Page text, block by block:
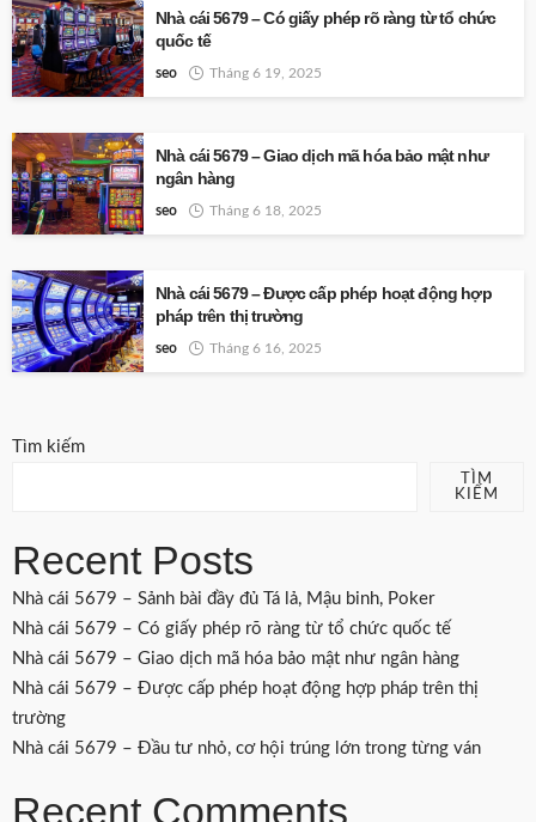
Nhà cái 5679 – Có giấy phép rõ ràng từ tổ chức
quốc tế
seo Tháng 6 19, 2025
Nhà cái 5679 – Giao dịch mã hóa bảo mật như
ngân hàng
seo Tháng 6 18, 2025
Nhà cái 5679 – Được cấp phép hoạt động hợp
pháp trên thị trường
seo Tháng 6 16, 2025
Tìm kiếm
TÌM
KIẾM
Recent Posts
Nhà cái 5679 – Sảnh bài đầy đủ Tá lả, Mậu binh, Poker
Nhà cái 5679 – Có giấy phép rõ ràng từ tổ chức quốc tế
Nhà cái 5679 – Giao dịch mã hóa bảo mật như ngân hàng
Nhà cái 5679 – Được cấp phép hoạt động hợp pháp trên thị
trường
Nhà cái 5679 – Đầu tư nhỏ, cơ hội trúng lớn trong từng ván
Recent Comments